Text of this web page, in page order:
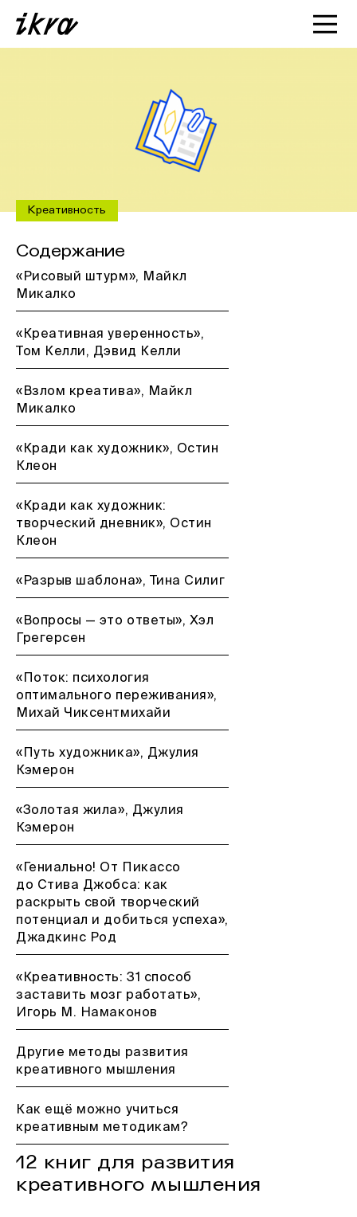
Кейсы
О нас
Креативность
Содержание
«Рисовый штурм», Майкл
Микалко
«Креативная уверенность»,
Том Келли, Дэвид Келли
«Взлом креатива», Майкл
Микалко
«Кради как художник», Остин
Клеон
«Кради как художник:
творческий дневник», Остин
Клеон
«Разрыв шаблона», Тина Силиг
«Вопросы — это ответы», Хэл
Грегерсен
«Поток: психология
оптимального переживания»,
Михай Чиксентмихайи
«Путь художника», Джулия
Кэмерон
«Золотая жила», Джулия
Кэмерон
«Гениально! От Пикассо
до Стива Джобса: как
раскрыть свой творческий
потенциал и добиться успеха»,
Джадкинс Род
«Креативность: 31 способ
заставить мозг работать»,
Игорь М. Намаконов
Другие методы развития
креативного мышления
Как ещё можно учиться
креативным методикам?
12 книг для развития
креативного мышления